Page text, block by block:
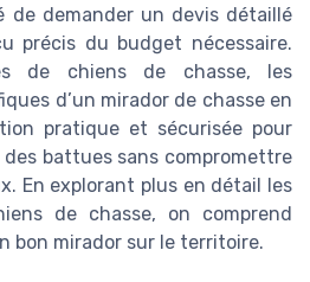
de demander un devis détaillé
précis du budget nécessaire.
de chiens de chasse, les
d’un mirador de chasse en
pratique et sécurisée pour
battues sans compromettre
En explorant plus en détail les
de chasse, on comprend
bon mirador sur le territoire.